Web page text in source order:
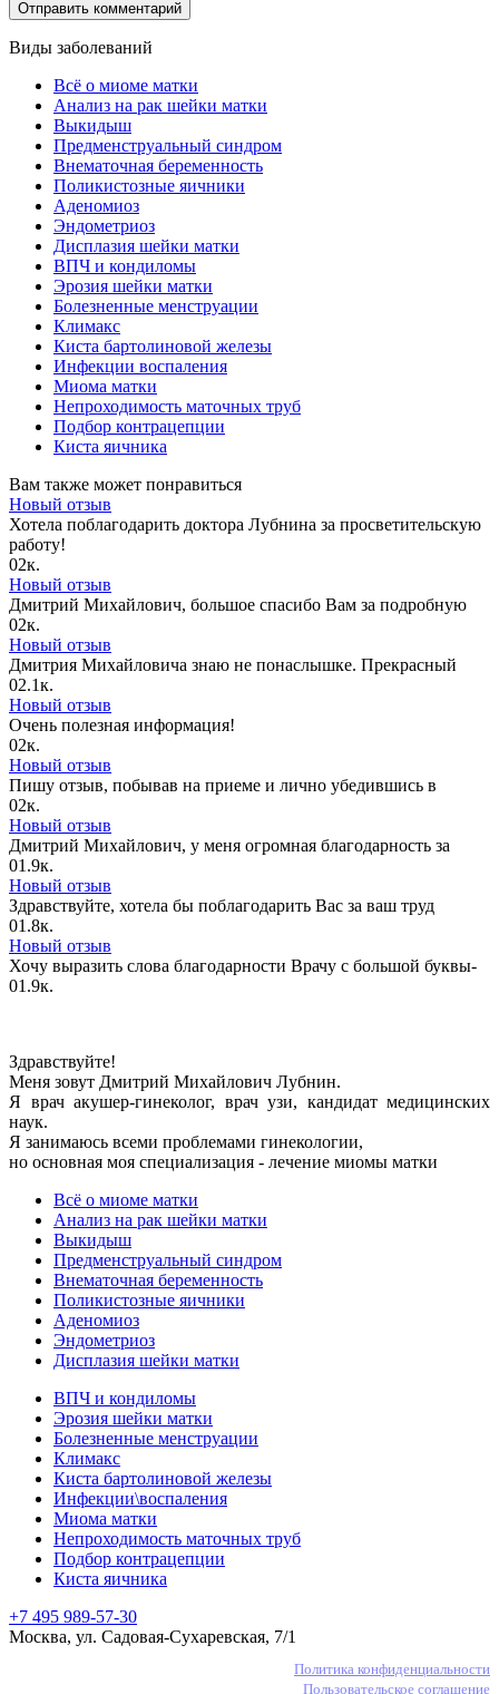
Виды заболеваний
Всё о миоме матки
Анализ на рак шейки матки
Выкидыш
Предменструальный синдром
Внематочная беременность
Поликистозные яичники
Аденомиоз
Эндометриоз
Дисплазия шейки матки
ВПЧ и кондиломы
Эрозия шейки матки
Болезненные менструации
Климакс
Киста бартолиновой железы
Инфекции воспаления
Миома матки
Непроходимость маточных труб
Подбор контрацепции
Киста яичника
Вам также может понравиться
Новый отзыв
Хотела поблагодарить доктора Лубнина за просветительскую
работу!
02к.
Новый отзыв
Дмитрий Михайлович, большое спасибо Вам за подробную
02к.
Новый отзыв
Дмитрия Михайловича знаю не понаслышке. Прекрасный
02.1к.
Новый отзыв
Очень полезная информация!
02к.
Новый отзыв
Пишу отзыв, побывав на приеме и лично убедившись в
02к.
Новый отзыв
Дмитрий Михайлович, у меня огромная благодарность за
01.9к.
Новый отзыв
Здравствуйте, хотела бы поблагодарить Вас за ваш труд
01.8к.
Новый отзыв
Хочу выразить слова благодарности Врачу с большой буквы-
01.9к.
Здравствуйте!
Меня зовут Дмитрий Михайлович Лубнин.
Я врач акушер-гинеколог, врач узи, кандидат медицинских
наук.
Я занимаюсь всеми проблемами гинекологии,
но основная моя специализация - лечение миомы матки
Всё о миоме матки
Анализ на рак шейки матки
Выкидыш
Предменструальный синдром
Внематочная беременность
Поликистозные яичники
Аденомиоз
Эндометриоз
Дисплазия шейки матки
ВПЧ и кондиломы
Эрозия шейки матки
Болезненные менструации
Климакс
Киста бартолиновой железы
Инфекции\воспаления
Миома матки
Непроходимость маточных труб
Подбор контрацепции
Киста яичника
+7 495 989-57-30
Москва, ул. Садовая-Сухаревская, 7/1
Политика конфиденциальности
Пользовательское соглашение